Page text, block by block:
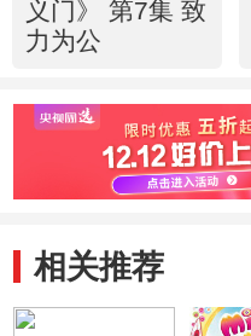
义门》 第7集 致
力为公
相关推荐